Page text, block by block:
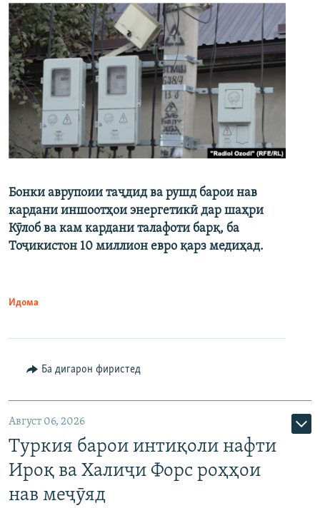
Бонки аврупоии таҷдид ва рушд барои нав
кардани иншоотҳои энергетикӣ дар шаҳри
Кӯлоб ва кам кардани талафоти барқ, ба
Тоҷикистон 10 миллион евро қарз медиҳад.
Идома
Ба дигарон фиристед
Август 06, 2026
Туркия барои интиқоли нафти
Ироқ ва Халиҷи Форс роҳҳои
нав меҷӯяд